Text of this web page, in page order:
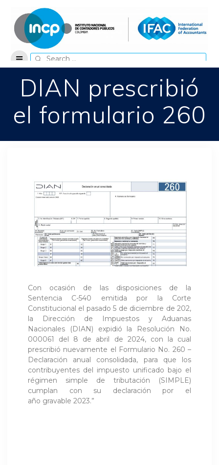
content
Search
for:
DIAN prescribió
el formulario 260
Con ocasión de las disposiciones de la
Sentencia C-540 emitida por la Corte
Constitucional el pasado 5 de diciembre de 202,
la Dirección de Impuestos y Aduanas
Nacionales (DIAN) expidió la Resolución No.
000061 del 8 de abril de 2024, con la cual
prescribió nuevamente el Formulario No. 260 –
Declaración anual consolidada, para que los
contribuyentes del impuesto unificado bajo el
régimen simple de tributación (SIMPLE)
cumplan con su declaración por el
año gravable 2023.”